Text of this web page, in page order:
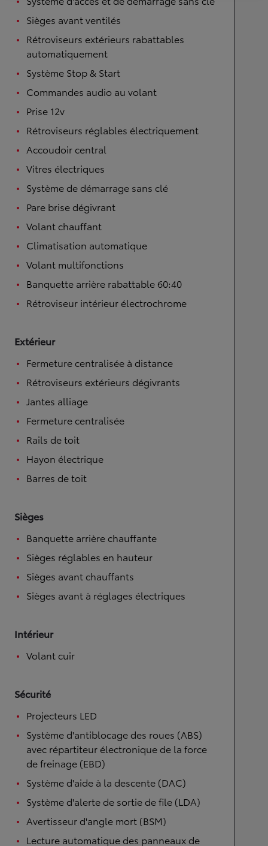
Sièges avant ventilés
Rétroviseurs extérieurs rabattables
automatiquement
Système Stop & Start
Commandes audio au volant
Prise 12v
Rétroviseurs réglables électriquement
Accoudoir central
Vitres électriques
Système de démarrage sans clé
Pare brise dégivrant
Volant chauffant
Climatisation automatique
Volant multifonctions
Banquette arrière rabattable 60:40
Rétroviseur intérieur électrochrome
Extérieur
Fermeture centralisée à distance
Rétroviseurs extérieurs dégivrants
Jantes alliage
Fermeture centralisée
Rails de toit
Hayon électrique
Barres de toit
Sièges
Banquette arrière chauffante
Sièges réglables en hauteur
Sièges avant chauffants
Sièges avant à réglages électriques
Intérieur
Volant cuir
Sécurité
Projecteurs LED
Système d'antiblocage des roues (ABS)
avec répartiteur électronique de la force
de freinage (EBD)
Système d'aide à la descente (DAC)
Système d'alerte de sortie de file (LDA)
Avertisseur d'angle mort (BSM)
Lecture automatique des panneaux de